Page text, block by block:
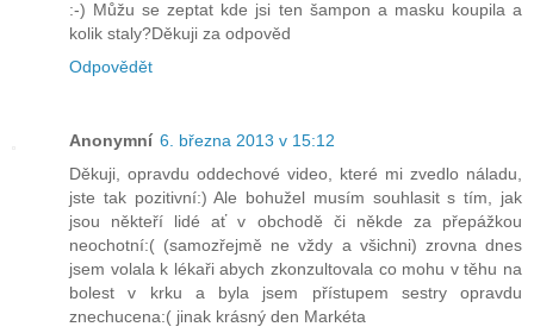
:-) Můžu se zeptat kde jsi ten šampon a masku koupila a
kolik staly?Děkuji za odpověd
Odpovědět
Anonymní 6. března 2013 v 15:12
Děkuji, opravdu oddechové video, které mi zvedlo náladu,
jste tak pozitivní:) Ale bohužel musím souhlasit s tím, jak
jsou někteří lidé ať v obchodě či někde za přepážkou
neochotní:( (samozřejmě ne vždy a všichni) zrovna dnes
jsem volala k lékaři abych zkonzultovala co mohu v těhu na
bolest v krku a byla jsem přístupem sestry opravdu
znechucena:( jinak krásný den Markéta